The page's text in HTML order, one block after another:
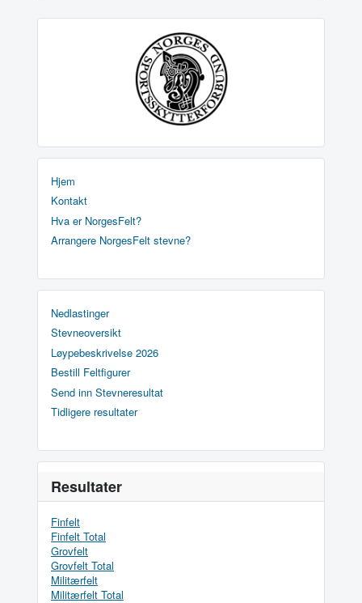
Hjem
Kontakt
Hva er NorgesFelt?
Arrangere NorgesFelt stevne?
Nedlastinger
Stevneoversikt
Løypebeskrivelse 2026
Bestill Feltfigurer
Send inn Stevneresultat
Tidligere resultater
Resultater
Finfelt
Finfelt Total
Grovfelt
Grovfelt Total
Militærfelt
Militærfelt Total